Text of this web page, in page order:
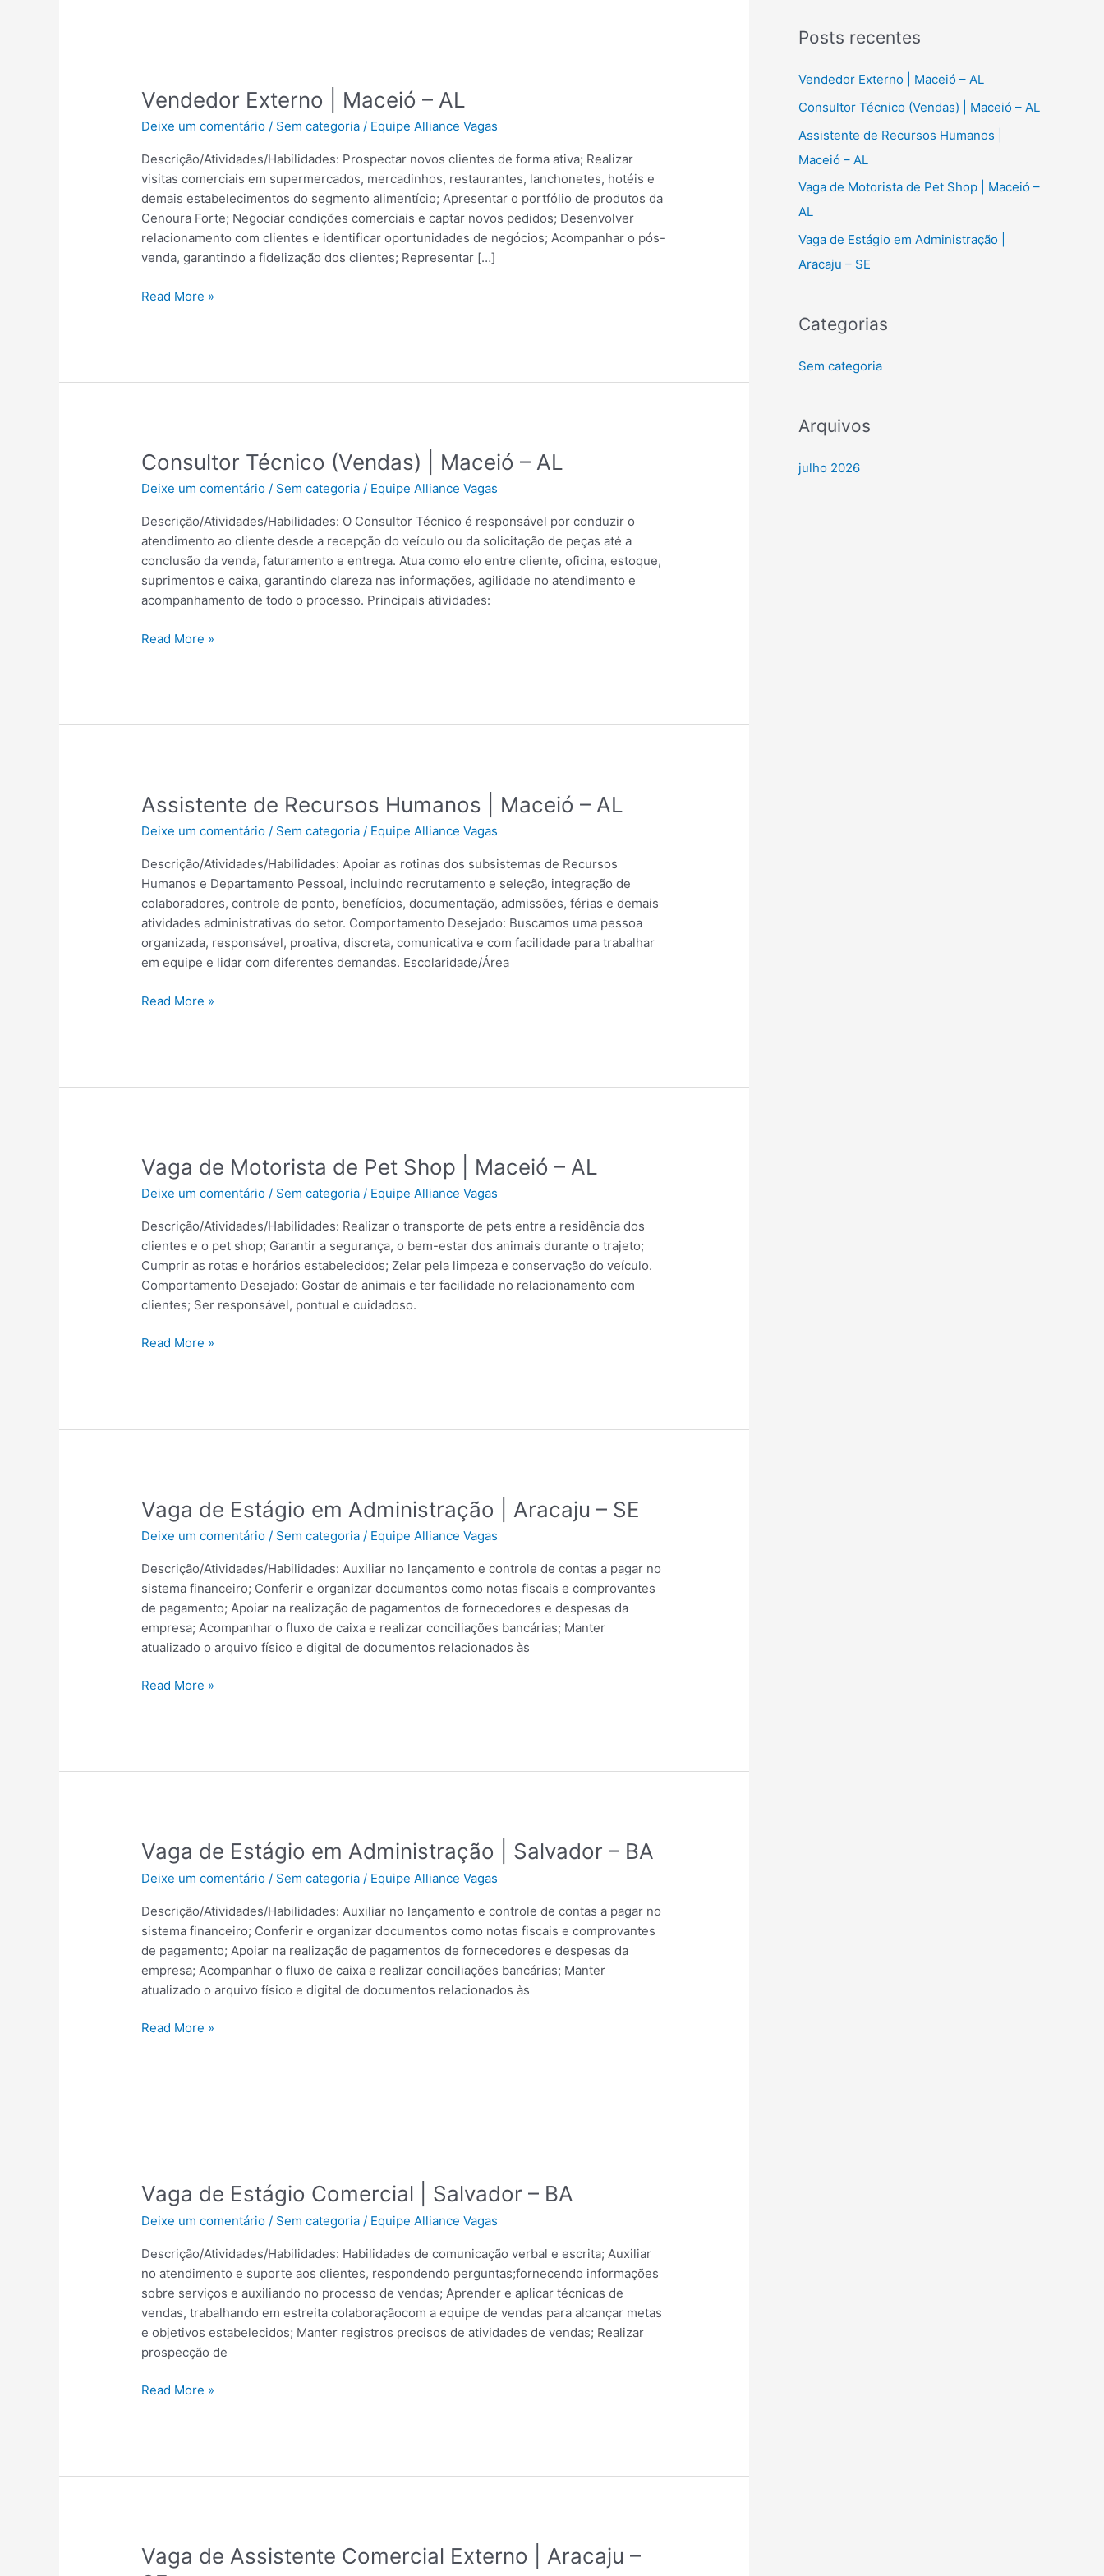
Vendedor Externo | Maceió – AL
Deixe um comentário / Sem categoria / Equipe Alliance Vagas
Descrição/Atividades/Habilidades: Prospectar novos clientes de forma ativa; Realizar
visitas comerciais em supermercados, mercadinhos, restaurantes, lanchonetes, hotéis e
demais estabelecimentos do segmento alimentício; Apresentar o portfólio de produtos da
Cenoura Forte; Negociar condições comerciais e captar novos pedidos; Desenvolver
relacionamento com clientes e identificar oportunidades de negócios; Acompanhar o pós-
venda, garantindo a fidelização dos clientes; Representar […]
Vendedor
|
Maceió
–
AL
Read More »
Consultor Técnico (Vendas) | Maceió – AL
Deixe um comentário / Sem categoria / Equipe Alliance Vagas
Descrição/Atividades/Habilidades: O Consultor Técnico é responsável por conduzir o
atendimento ao cliente desde a recepção do veículo ou da solicitação de peças até a
conclusão da venda, faturamento e entrega. Atua como elo entre cliente, oficina, estoque,
suprimentos e caixa, garantindo clareza nas informações, agilidade no atendimento e
acompanhamento de todo o processo. Principais atividades:
Consultor
(Vendas)
|
Maceió
–
AL
Read More »
Assistente de Recursos Humanos | Maceió – AL
Deixe um comentário / Sem categoria / Equipe Alliance Vagas
Descrição/Atividades/Habilidades: Apoiar as rotinas dos subsistemas de Recursos
Humanos e Departamento Pessoal, incluindo recrutamento e seleção, integração de
colaboradores, controle de ponto, benefícios, documentação, admissões, férias e demais
atividades administrativas do setor. Comportamento Desejado: Buscamos uma pessoa
organizada, responsável, proativa, discreta, comunicativa e com facilidade para trabalhar
em equipe e lidar com diferentes demandas. Escolaridade/Área
Assistente
Recursos
Humanos
|
Maceió
–
AL
Read More »
Vaga de Motorista de Pet Shop | Maceió – AL
Deixe um comentário / Sem categoria / Equipe Alliance Vagas
Descrição/Atividades/Habilidades: Realizar o transporte de pets entre a residência dos
clientes e o pet shop; Garantir a segurança, o bem-estar dos animais durante o trajeto;
Cumprir as rotas e horários estabelecidos; Zelar pela limpeza e conservação do veículo.
Comportamento Desejado: Gostar de animais e ter facilidade no relacionamento com
clientes; Ser responsável, pontual e cuidadoso.
Vaga
Motorista
de
Pet
Shop
|
Maceió
AL
Read More »
Vaga de Estágio em Administração | Aracaju – SE
Deixe um comentário / Sem categoria / Equipe Alliance Vagas
Descrição/Atividades/Habilidades: Auxiliar no lançamento e controle de contas a pagar no
sistema financeiro; Conferir e organizar documentos como notas fiscais e comprovantes
de pagamento; Apoiar na realização de pagamentos de fornecedores e despesas da
empresa; Acompanhar o fluxo de caixa e realizar conciliações bancárias; Manter
atualizado o arquivo físico e digital de documentos relacionados às
Vaga
Estágio
em
Administração
|
Aracaju
–
Read More »
Vaga de Estágio em Administração | Salvador – BA
Deixe um comentário / Sem categoria / Equipe Alliance Vagas
Descrição/Atividades/Habilidades: Auxiliar no lançamento e controle de contas a pagar no
sistema financeiro; Conferir e organizar documentos como notas fiscais e comprovantes
de pagamento; Apoiar na realização de pagamentos de fornecedores e despesas da
empresa; Acompanhar o fluxo de caixa e realizar conciliações bancárias; Manter
atualizado o arquivo físico e digital de documentos relacionados às
Vaga
Estágio
em
Administração
|
Salvador
–
Read More »
Vaga de Estágio Comercial | Salvador – BA
Deixe um comentário / Sem categoria / Equipe Alliance Vagas
Descrição/Atividades/Habilidades: Habilidades de comunicação verbal e escrita; Auxiliar
no atendimento e suporte aos clientes, respondendo perguntas;fornecendo informações
sobre serviços e auxiliando no processo de vendas; Aprender e aplicar técnicas de
vendas, trabalhando em estreita colaboraçãocom a equipe de vendas para alcançar metas
e objetivos estabelecidos; Manter registros precisos de atividades de vendas; Realizar
prospecção de
Vaga
Estágio
Comercial
|
Salvador
–
BA
Read More »
Vaga de Assistente Comercial Externo | Aracaju –
Vaga
q
u
a
r
p
o
r
:
Posts recentes
Vendedor Externo | Maceió – AL
Consultor Técnico (Vendas) | Maceió – AL
Assistente de Recursos Humanos |
Maceió – AL
Vaga de Motorista de Pet Shop | Maceió –
AL
Vaga de Estágio em Administração |
Aracaju – SE
Categorias
Sem categoria
Arquivos
julho 2026